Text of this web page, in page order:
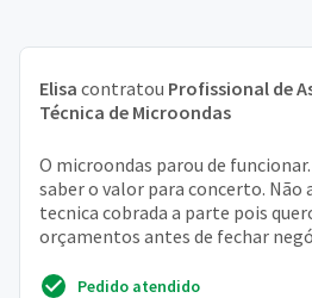
Elisa contratou Profissional de
Técnica de Microondas
O microondas parou de
saber o valor para concerto. Não
tecnica cobrada a parte pois
orçamentos antes de fechar
Pedido atendido